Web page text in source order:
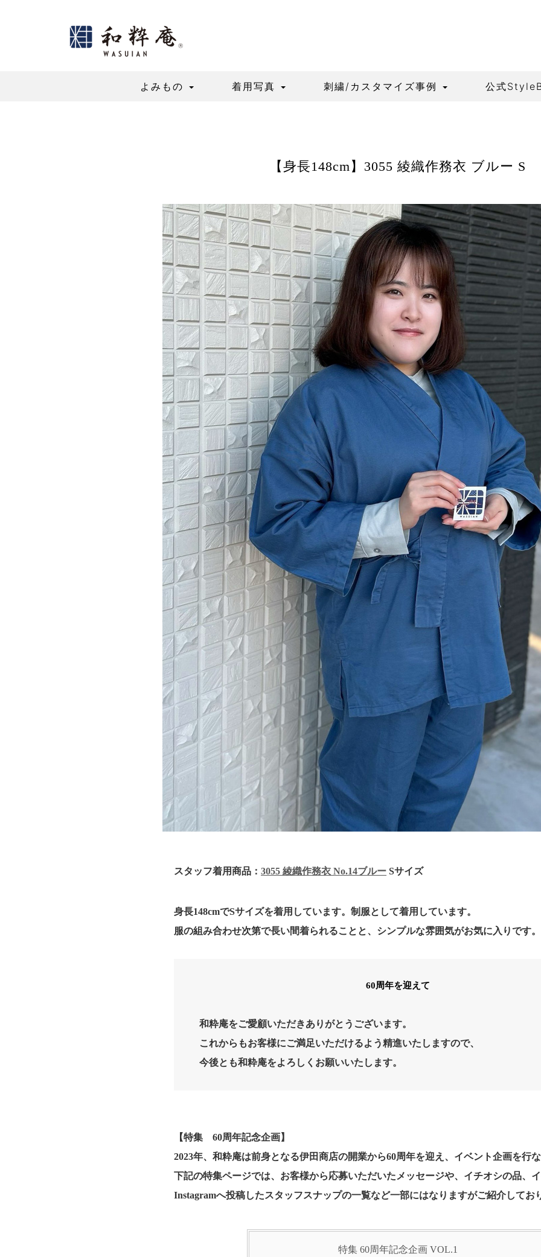
よみもの 着用写真 刺繍/カスタマイズ事例 公式
【身長148cm】3055 綾織作務衣 ブルー S
スタッフ着用商品：3055 綾織作務衣 No.14ブルー Sサイズ
身長148cmでSサイズを着用しています。制服として着用しています。
服の組み合わせ次第で長い間着られることと、シンプルな雰囲気がお気に入りです。
60周年を迎えて
和粋庵をご愛顧いただきありがとうございます。
これからもお客様にご満足いただけるよう精進いたしますので、
今後とも和粋庵をよろしくお願いいたします。
【特集 60周年記念企画】
2023年、和粋庵は前身となる伊田商店の開業から60周年を迎え、イベント企画を行
下記の特集ページでは、お客様から応募いただいたメッセージや、イチオシの品、
Instagramへ投稿したスタッフスナップの一覧など一部にはなりますがご紹介してお
特集 60周年記念企画 VOL.1